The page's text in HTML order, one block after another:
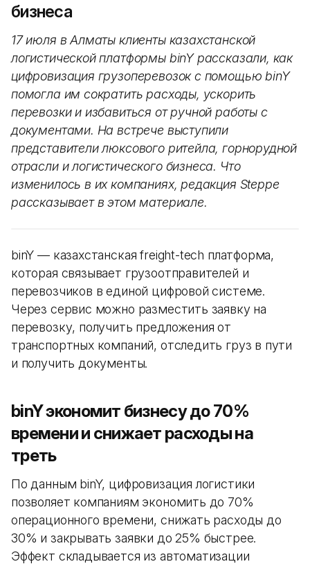
бизнеса
17 июля в Алматы клиенты казахстанской
логистической платформы binY рассказали, как
цифровизация грузоперевозок с помощью binY
помогла им сократить расходы, ускорить
перевозки и избавиться от ручной работы с
документами. На встрече выступили
представители люксового ритейла, горнорудной
отрасли и логистического бизнеса. Что
изменилось в их компаниях, редакция Steppe
рассказывает в этом материале.
binY — казахстанская freight-tech платформа,
которая связывает грузоотправителей и
перевозчиков в единой цифровой системе.
Через сервис можно разместить заявку на
перевозку, получить предложения от
транспортных компаний, отследить груз в пути
и получить документы.
binY экономит бизнесу до 70%
времени и снижает расходы на
треть
По данным binY, цифровизация логистики
позволяет компаниям экономить до 70%
операционного времени, снижать расходы до
30% и закрывать заявки до 25% быстрее.
Эффект складывается из автоматизации